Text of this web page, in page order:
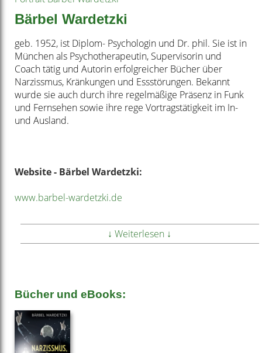
Bärbel Wardetzki
geb. 1952, ist Diplom- Psychologin und Dr. phil. Sie ist in
München als Psychotherapeutin, Supervisorin und
Coach tätig und Autorin erfolgreicher Bücher über
Narzissmus, Kränkungen und Essstörungen. Bekannt
wurde sie auch durch ihre regelmäßige Präsenz in Funk
und Fernsehen sowie ihre rege Vortragstätigkeit im In-
und Ausland.
Website - Bärbel Wardetzki:
www.barbel-wardetzki.de
Website - Management Inside - Der Podcast mit
Kathrin Lehmann:
↓ Weiterlesen ↓
Bücher und eBooks: